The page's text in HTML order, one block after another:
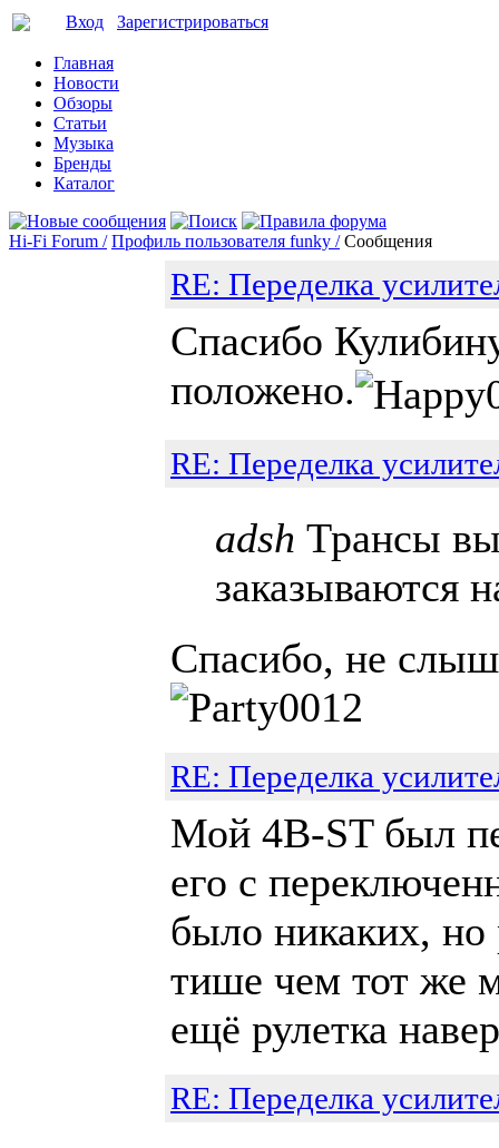
Вход Зарегистрироваться
Главная
Новости
Обзоры
Статьи
Музыка
Бренды
Каталог
Hi-Fi Forum / Профиль пользователя funky / Сообщения
RE: Переделка
Спасибо
положено.
RE: Переделка
adsh Трансы
заказываются
Спасибо, не
RE: Переделка
Мой 4B-ST был
его с
было никаких,
тише чем тот же
ещё рулетка
RE: Переделка